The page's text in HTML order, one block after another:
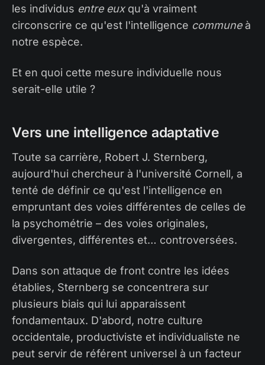
les individus entre euxqu'à vraiment
circonscrire ce qu'est l'intelligence communeà
notre espèce.
Et en quoi cette mesure individuelle nous
serait-elle utile ?
Vers une intelligence adaptative
Toute sa carrière, Robert J. Sternberg,
aujourd'hui chercheur à l'université Cornell, a
tenté de définir ce qu'est l'intelligence en
empruntant des voies différentes de celles de
la psychométrie – des voies originales,
divergentes, différentes et… controversées.
Dans son attaque de front contre les idées
établies, Sternberg se concentrera sur
plusieurs biais qui lui apparaissent
fondamentaux. D'abord, notre culture
occidentale, productiviste et individualiste ne
peut servir de référent universel à un facteur